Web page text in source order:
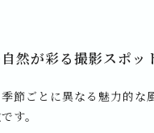
然が彩る撮影スポッ
節ごとに異なる魅力的な
す。